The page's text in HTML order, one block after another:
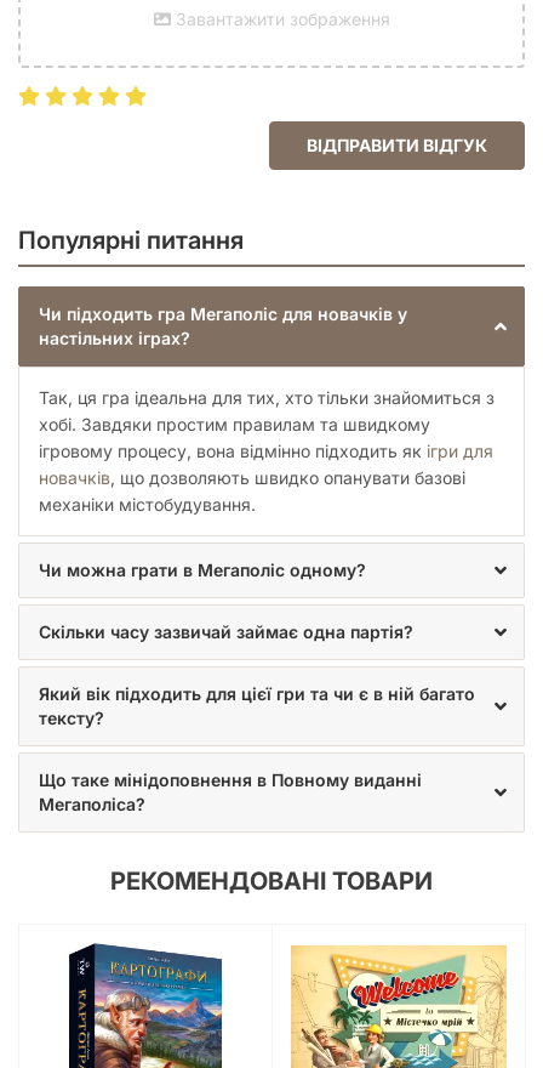
«Руйнозавр». На місто нападає гігантський монстр, що
знищує карти секцій;
«Будівельний майданчик». Крім трьох карт підрахунку
очок, використовують випадкову карту будівельного
«Визначні пам’ятки». Використовують
стартову карту визначної пам’ятки. Наприкінці гравці
«Курорт». Карти з пляжами обмежують місто. За пляжі
можна отримати додаткові переможні очки згідно з
деякими картами умов.
«Автомагістраль». Місто розділене на дві частини
автомагістраллю. Правила зонування забороняють вам
людям шлях до роботи, збудувавши нові дороги.
(Sprawlopolis)
Завантажити зображення
ВІДПРАВИТИ ВІДГУК
Популярні питання
Чи підходить гра Мегаполіс для новачків у
настільних іграх?
Так, ця гра ідеальна для тих, хто тільки знайомиться з
хобі. Завдяки простим правилам та швидкому
ігровому процесу, вона відмінно підходить як ігри для
новачків, що дозволяють швидко опанувати базові
механіки містобудування.
Чи можна грати в Мегаполіс одному?
Скільки часу зазвичай займає одна партія?
Який вік підходить для цієї гри та чи є в ній багато
тексту?
Що таке мінідоповнення в Повному виданні
Мегаполіса?
РЕКОМЕНДОВАНІ ТОВАРИ